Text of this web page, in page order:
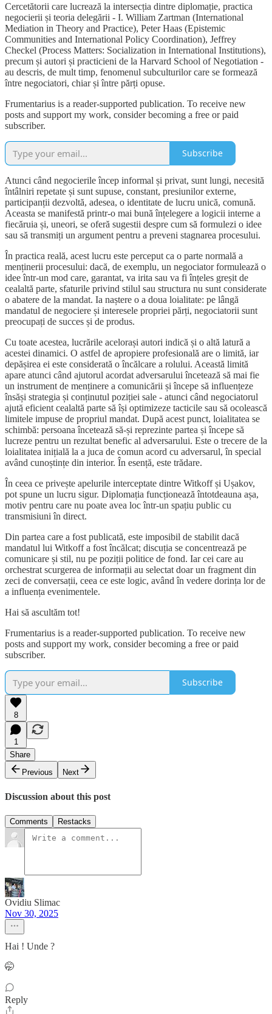
Cercetătorii care lucrează la intersecția dintre diplomație, practica
negocierii și teoria delegării - I. William Zartman (International
Mediation in Theory and Practice), Peter Haas (Epistemic
Communities and International Policy Coordination), Jeffrey
Checkel (Process Matters: Socialization in International Institutions),
precum și autori și practicieni de la Harvard School of Negotiation -
au descris, de mult timp, fenomenul subculturilor care se formează
între negociatori, chiar și între părți opuse.
Frumentarius is a reader-supported publication. To receive new
posts and support my work, consider becoming a free or paid
subscriber.
Subscribe
Atunci când negocierile încep informal și privat, sunt lungi, necesită
întâlniri repetate și sunt supuse, constant, presiunilor externe,
participanții dezvoltă, adesea, o identitate de lucru unică, comună.
Aceasta se manifestă printr-o mai bună înțelegere a logicii interne a
fiecăruia și, uneori, se oferă sugestii despre cum să formulezi o idee
sau să transmiți un argument pentru a preveni stagnarea procesului.
În practica reală, acest lucru este perceput ca o parte normală a
menținerii procesului: dacă, de exemplu, un negociator formulează o
idee într-un mod care, garantat, va irita sau va fi înțeles greșit de
cealaltă parte, sfaturile privind stilul sau structura nu sunt considerate
o abatere de la mandat. Ia naștere o a doua loialitate: pe lângă
mandatul de negociere și interesele propriei părți, negociatorii sunt
preocupați de succes și de produs.
Cu toate acestea, lucrările acelorași autori indică și o altă latură a
acestei dinamici. O astfel de apropiere profesională are o limită, iar
depășirea ei este considerată o încălcare a rolului. Această limită
apare atunci când ajutorul acordat adversarului încetează să mai fie
un instrument de menținere a comunicării și începe să influențeze
însăși strategia și conținutul poziției sale - atunci când negociatorul
ajută eficient cealaltă parte să își optimizeze tacticile sau să ocolească
limitele impuse de propriul mandat. După acest punct, loialitatea se
schimbă: persoana încetează să-și reprezinte partea și începe să
lucreze pentru un rezultat benefic al adversarului. Este o trecere de la
loialitatea inițială la a juca de comun acord cu adversarul, în special
având cunoștințe din interior. În esență, este trădare.
În ceea ce privește apelurile interceptate dintre Witkoff și Ușakov,
pot spune un lucru sigur. Diplomația funcționează întotdeauna așa,
motiv pentru care nu poate avea loc într-un spațiu public cu
transmisiuni în direct.
Din partea care a fost publicată, este imposibil de stabilit dacă
mandatul lui Witkoff a fost încălcat; discuția se concentrează pe
comunicare și stil, nu pe poziții politice de fond. Iar cei care au
orchestrat scurgerea de informații au selectat doar un fragment din
zeci de conversații, ceea ce este logic, având în vedere dorința lor de
a influența evenimentele.
Hai să ascultăm tot!
Frumentarius is a reader-supported publication. To receive new
posts and support my work, consider becoming a free or paid
subscriber.
Subscribe
8
1
Share
Previous
Next
Discussion about this post
Comments Restacks
Ovidiu Slimac
Nov 30, 2025
Hai ! Unde ?
🤭
Reply